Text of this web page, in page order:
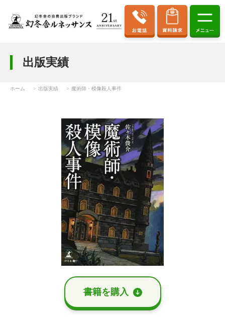
出版実績
ホーム 出版実績 魔術師・模像殺人事件
書籍を購⼊